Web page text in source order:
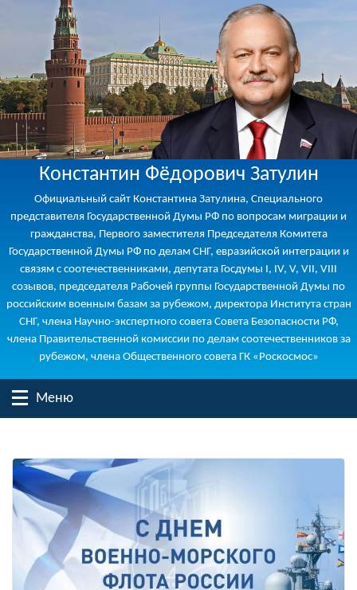
Константин Фёдорович Затулин
Официальный сайт Константина Затулина, Специального
представителя Государственной Думы РФ по вопросам миграции и
гражданства, Первого заместителя Председателя Комитета
Государственной Думы РФ по делам СНГ, евразийской интеграции и
связям с соотечественниками, депутата Госдумы I, IV, V, VII, VIII
созывов, председателя Рабочей группы Государственной Думы по
российским военным базам за рубежом, директора Института стран
СНГ, члена Научно-экспертного совета Совета Безопасности РФ,
члена Правительственной комиссии по делам соотечественников за
рубежом, члена Общественного совета ГК «Роскосмос»
Меню